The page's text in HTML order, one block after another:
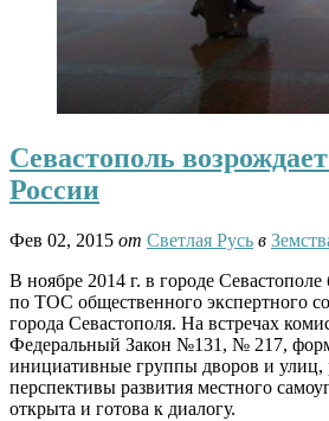
Севастополь
России
Фев 02, 2015 от Светлая Русь в
В ноябре 2014 г. в городе
по ТОС общественного экспертного
города Севастополя. На встречах
Федеральный Закон №131, № 217,
инициативные группы дворов и улиц,
перспективы развития местного
открыта и готова к диалогу.